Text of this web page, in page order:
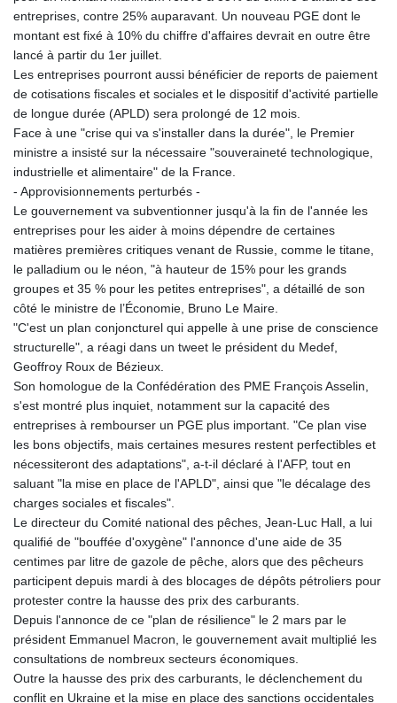
entreprises, contre 25% auparavant. Un nouveau PGE dont le
montant est fixé à 10% du chiffre d'affaires devrait en outre être
lancé à partir du 1er juillet.
Les entreprises pourront aussi bénéficier de reports de paiement
de cotisations fiscales et sociales et le dispositif d'activité partielle
de longue durée (APLD) sera prolongé de 12 mois.
Face à une "crise qui va s'installer dans la durée", le Premier
ministre a insisté sur la nécessaire "souveraineté technologique,
industrielle et alimentaire" de la France.
- Approvisionnements perturbés -
Le gouvernement va subventionner jusqu'à la fin de l'année les
entreprises pour les aider à moins dépendre de certaines
matières premières critiques venant de Russie, comme le titane,
le palladium ou le néon, "à hauteur de 15% pour les grands
groupes et 35 % pour les petites entreprises", a détaillé de son
côté le ministre de l’Économie, Bruno Le Maire.
"C'est un plan conjoncturel qui appelle à une prise de conscience
structurelle", a réagi dans un tweet le président du Medef,
Geoffroy Roux de Bézieux.
Son homologue de la Confédération des PME François Asselin,
s'est montré plus inquiet, notamment sur la capacité des
entreprises à rembourser un PGE plus important. "Ce plan vise
les bons objectifs, mais certaines mesures restent perfectibles et
nécessiteront des adaptations", a-t-il déclaré à l'AFP, tout en
saluant "la mise en place de l'APLD", ainsi que "le décalage des
charges sociales et fiscales".
Le directeur du Comité national des pêches, Jean-Luc Hall, a lui
qualifié de "bouffée d'oxygène" l'annonce d'une aide de 35
centimes par litre de gazole de pêche, alors que des pêcheurs
participent depuis mardi à des blocages de dépôts pétroliers pour
protester contre la hausse des prix des carburants.
Depuis l'annonce de ce "plan de résilience" le 2 mars par le
président Emmanuel Macron, le gouvernement avait multiplié les
consultations de nombreux secteurs économiques.
Outre la hausse des prix des carburants, le déclenchement du
conflit en Ukraine et la mise en place des sanctions occidentales